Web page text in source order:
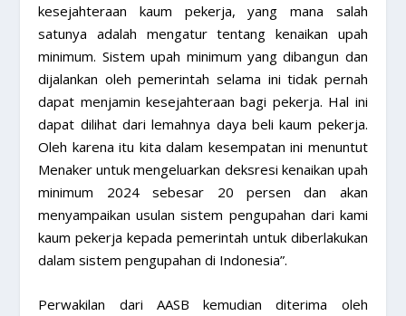
kesejahteraan kaum pekerja, yang mana salah
satunya adalah mengatur tentang kenaikan upah
minimum. Sistem upah minimum yang dibangun dan
dijalankan oleh pemerintah selama ini tidak pernah
dapat menjamin kesejahteraan bagi pekerja. Hal ini
dapat dilihat dari lemahnya daya beli kaum pekerja.
Oleh karena itu kita dalam kesempatan ini menuntut
Menaker untuk mengeluarkan deksresi kenaikan upah
minimum 2024 sebesar 20 persen dan akan
menyampaikan usulan sistem pengupahan dari kami
kaum pekerja kepada pemerintah untuk diberlakukan
dalam sistem pengupahan di Indonesia”.
Perwakilan dari AASB kemudian diterima oleh